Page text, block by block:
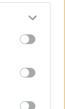
Google
may click to
tags to
Google